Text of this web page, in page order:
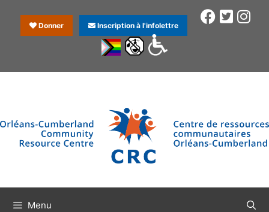
Donner Inscription à l'infolettre
Menu